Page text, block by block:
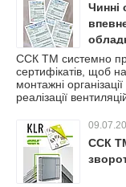
Чинні
ССК ТМ системно
сертифікатів, щоб
монтажні
реалізації
ССК